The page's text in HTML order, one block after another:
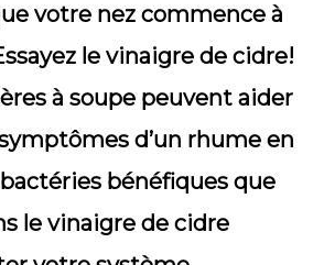
votre nez commence à
le vinaigre de cidre!
à soupe peuvent aider
d’un rhume en
bactéries bénéfiques que
le vinaigre de cidre